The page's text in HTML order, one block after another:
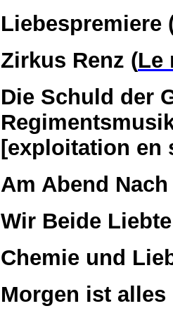
Liebespremiere
Zirkus Renz (Le
Die Schuld der
[exploitation en
Am Abend
Wir Beide
Chemie und
Morgen ist alles